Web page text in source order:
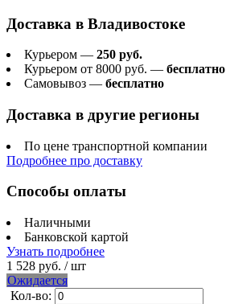
Доставка в Владивостоке
Курьером — 250 руб.
Курьером от 8000 руб. — бесплатно
Самовывоз — бесплатно
Доставка в другие регионы
По цене транспортной компании
Подробнее про доставку
Способы оплаты
Наличными
Банковской картой
Узнать подробнее
1 528 руб. / шт
Ожидается
Кол-во: